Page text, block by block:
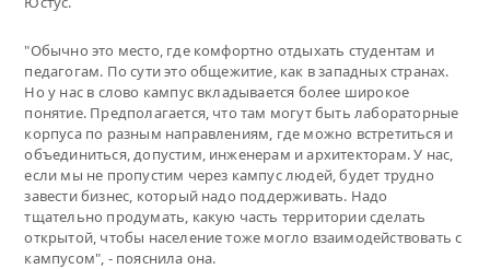
"Обычно это место, где комфортно отдыхать студентам и
педагогам. По сути это общежитие, как в западных странах.
Но у нас в слово кампус вкладывается более широкое
понятие. Предполагается, что там могут быть лабораторные
корпуса по разным направлениям, где можно встретиться и
объединиться, допустим, инженерам и архитекторам. У нас,
если мы не пропустим через кампус людей, будет трудно
завести бизнес, который надо поддерживать. Надо
тщательно продумать, какую часть территории сделать
открытой, чтобы население тоже могло взаимодействовать с
кампусом", - пояснила она.